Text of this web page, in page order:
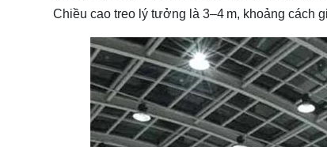
Chiều cao treo lý tưởng là 3–4 m, khoảng cách